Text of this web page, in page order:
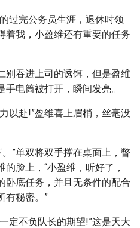
过完公务员生涯，退休时领
着我，小盈维还有重要的任务
别吞进上司的诱饵，但是盈维
电筒被打开，瞬间发亮。
以赴!”盈维喜上眉梢，丝毫没
”单双将双手撑在桌面上，瞥
脸上，“小盈维，听好了，
卧底任务，并且无条件的配合
有秘密。”
定不负队长的期望!”这是天大